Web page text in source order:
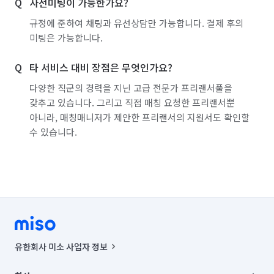
규정에 준하여 채팅과 유선상담만 가능합니다. 결제 후의
미팅은 가능합니다.
타 서비스 대비 장점은 무엇인가요?
다양한 직군의 경력을 지닌 고급 전문가 프리랜서풀을
갖추고 있습니다. 그리고 직접 매칭 요청한 프리랜서뿐
아니라, 매칭매니저가 제안한 프리랜서의 지원서도 확인할
수 있습니다.
유한회사 미소 사업자 정보